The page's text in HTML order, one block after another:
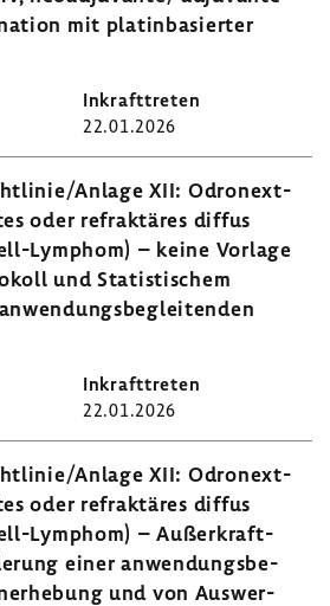
mit platin­ba­sierter
22.01.2026
Anlage XII: Odronext­
oder refrak­täres diffus
Lymphom) – keine Vorlage
und Statis­ti­schem
22.01.2026
Anlage XII: Odronext­
oder refrak­täres diffus
Lymphom) – Außer­kraft­
einer anwen­dungs­be­
und von Auswer­